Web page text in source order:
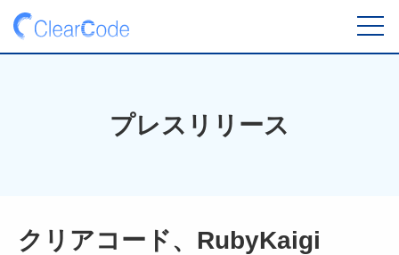
プレスリリース
クリアコード、RubyKaigi